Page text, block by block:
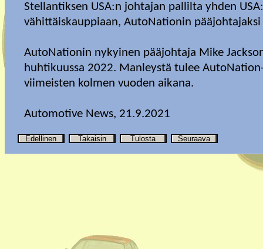
Stellantiksen USA:n johtajan pallilta yhden
vähittäiskauppiaan, AutoNationin pääjohtajaksi
AutoNationin nykyinen pääjohtaja Mike
huhtikuussa 2022. Manleystä tulee
viimeisten kolmen vuoden aikana.
Automotive News, 21.9.2021
Edellinen Takaisin Tulosta Seuraava